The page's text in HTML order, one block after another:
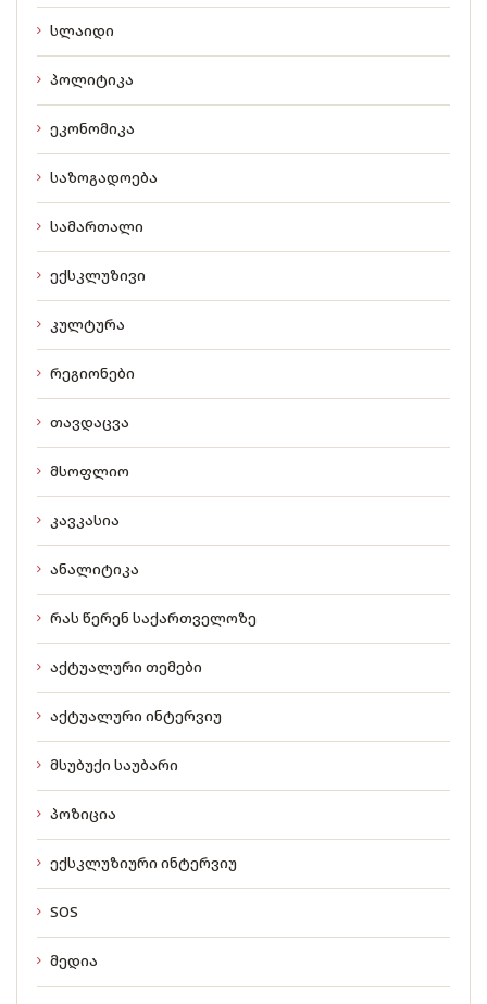
სლაიდი
პოლიტიკა
ეკონომიკა
საზოგადოება
სამართალი
ექსკლუზივი
კულტურა
რეგიონები
თავდაცვა
მსოფლიო
კავკასია
ანალიტიკა
რას წერენ საქართველოზე
აქტუალური თემები
აქტუალური ინტერვიუ
მსუბუქი საუბარი
პოზიცია
ექსკლუზიური ინტერვიუ
SOS
მედია